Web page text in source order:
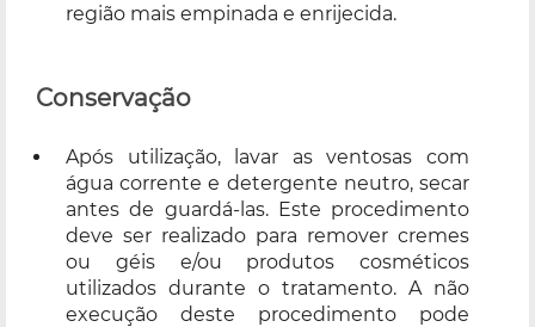
região mais empinada e enrijecida.
Conservação
Após utilização, lavar as ventosas com
água corrente e detergente neutro, secar
antes de guardá-las. Este procedimento
deve ser realizado para remover cremes
ou géis e/ou produtos cosméticos
utilizados durante o tratamento. A não
execução deste procedimento pode